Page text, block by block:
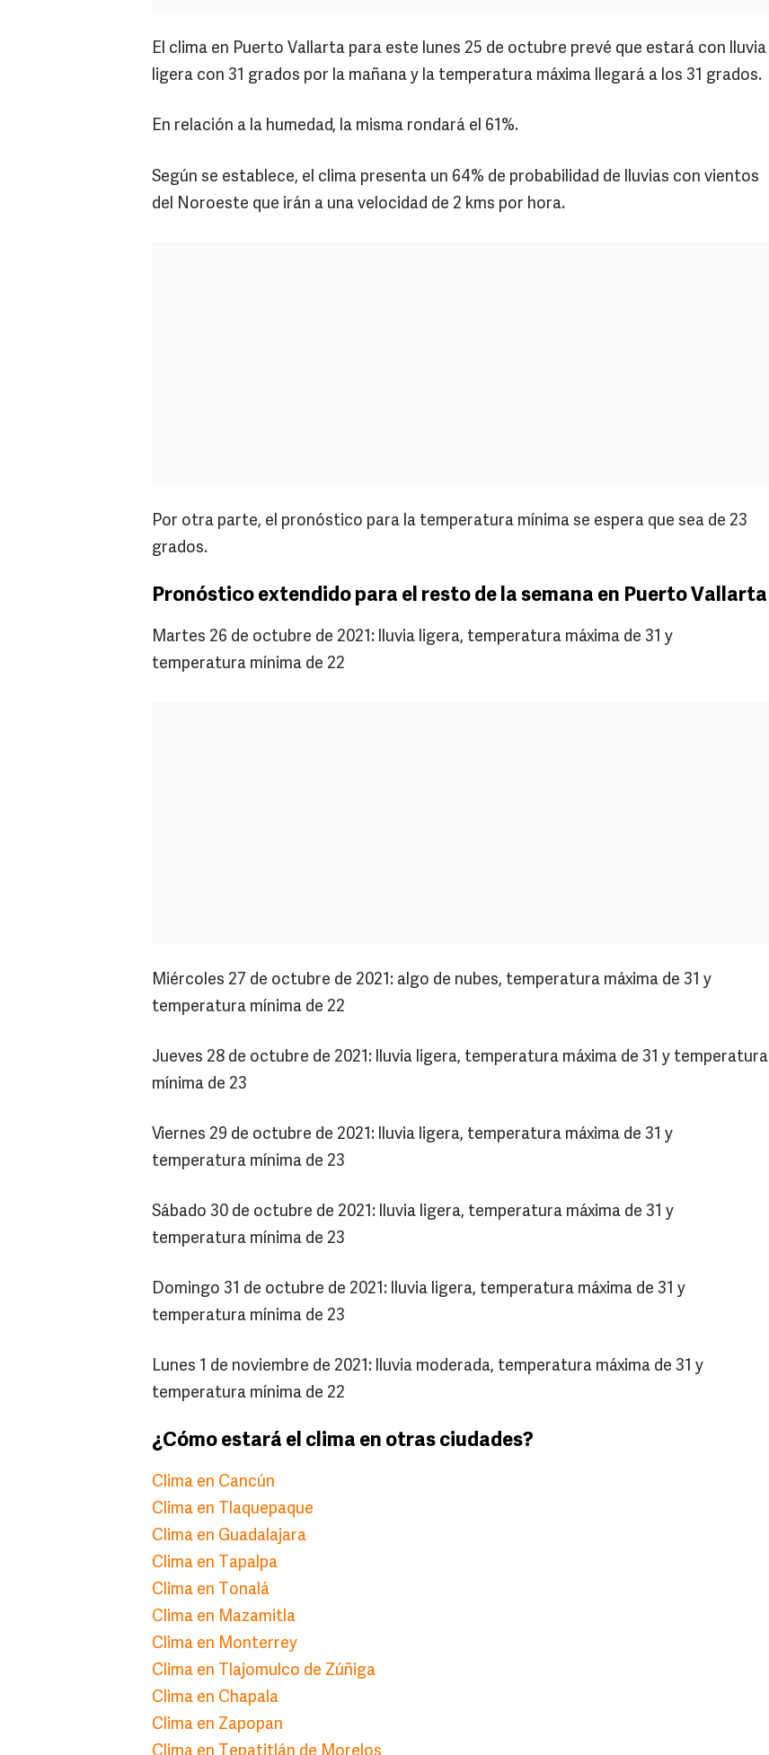
El clima en Puerto Vallarta para este lunes 25 de octubre prevé que estará con lluvia
ligera con 31 grados por la mañana y la temperatura máxima llegará a los 31 grados.
En relación a la humedad, la misma rondará el 61%.
Según se establece, el clima presenta un 64% de probabilidad de lluvias con vientos
del Noroeste que irán a una velocidad de 2 kms por hora.
Por otra parte, el pronóstico para la temperatura mínima se espera que sea de 23
grados.
Pronóstico extendido para el resto de la semana en Puerto Vallarta
Martes 26 de octubre de 2021: lluvia ligera, temperatura máxima de 31 y
temperatura mínima de 22
Miércoles 27 de octubre de 2021: algo de nubes, temperatura máxima de 31 y
temperatura mínima de 22
Jueves 28 de octubre de 2021: lluvia ligera, temperatura máxima de 31 y temperatura
mínima de 23
Viernes 29 de octubre de 2021: lluvia ligera, temperatura máxima de 31 y
temperatura mínima de 23
Sábado 30 de octubre de 2021: lluvia ligera, temperatura máxima de 31 y
temperatura mínima de 23
Domingo 31 de octubre de 2021: lluvia ligera, temperatura máxima de 31 y
temperatura mínima de 23
Lunes 1 de noviembre de 2021: lluvia moderada, temperatura máxima de 31 y
temperatura mínima de 22
¿Cómo estará el clima en otras ciudades?
Clima en Cancún
Clima en Tlaquepaque
Clima en Guadalajara
Clima en Tapalpa
Clima en Tonalá
Clima en Mazamitla
Clima en Monterrey
Clima en Tlajomulco de Zúñiga
Clima en Chapala
Clima en Zapopan